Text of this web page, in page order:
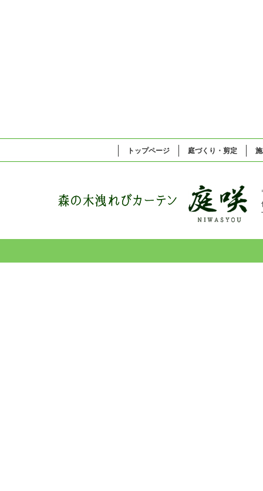
トップページ 庭づくり・剪定